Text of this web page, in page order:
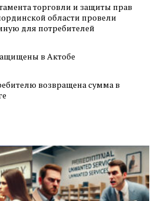
торговли и защиты прав
области провели
для потребителей
в Актобе
возвращена сумма в